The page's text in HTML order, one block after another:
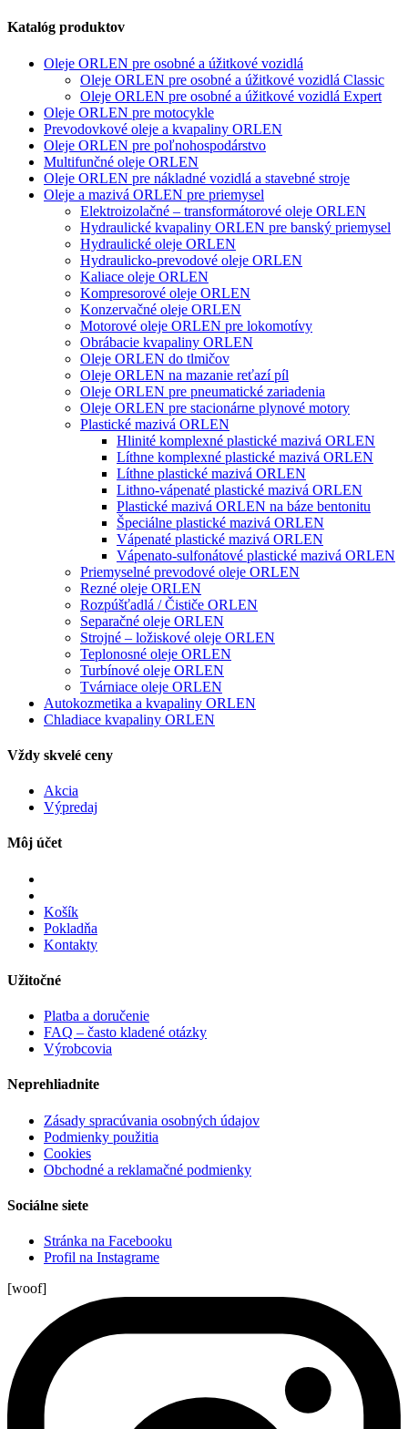
Katalóg produktov
Oleje ORLEN pre osobné a úžitkové vozidlá
Oleje ORLEN pre osobné a úžitkové vozidlá Classic
Oleje ORLEN pre osobné a úžitkové vozidlá Expert
Oleje ORLEN pre motocykle
Prevodovkové oleje a kvapaliny ORLEN
Oleje ORLEN pre poľnohospodárstvo
Multifunčné oleje ORLEN
Oleje ORLEN pre nákladné vozidlá a stavebné stroje
Oleje a mazivá ORLEN pre priemysel
Elektroizolačné – transformátorové oleje ORLEN
Hydraulické kvapaliny ORLEN pre banský priemysel
Hydraulické oleje ORLEN
Hydraulicko-prevodové oleje ORLEN
Kaliace oleje ORLEN
Kompresorové oleje ORLEN
Konzervačné oleje ORLEN
Motorové oleje ORLEN pre lokomotívy
Obrábacie kvapaliny ORLEN
Oleje ORLEN do tlmičov
Oleje ORLEN na mazanie reťazí píl
Oleje ORLEN pre pneumatické zariadenia
Oleje ORLEN pre stacionárne plynové motory
Plastické mazivá ORLEN
Hlinité komplexné plastické mazivá ORLEN
Líthne komplexné plastické mazivá ORLEN
Líthne plastické mazivá ORLEN
Lithno-vápenaté plastické mazivá ORLEN
Plastické mazivá ORLEN na báze bentonitu
Špeciálne plastické mazivá ORLEN
Vápenaté plastické mazivá ORLEN
Vápenato-sulfonátové plastické mazivá ORLEN
Priemyselné prevodové oleje ORLEN
Rezné oleje ORLEN
Rozpúšťadlá / Čističe ORLEN
Separačné oleje ORLEN
Strojné – ložiskové oleje ORLEN
Teplonosné oleje ORLEN
Turbínové oleje ORLEN
Tvárniace oleje ORLEN
Autokozmetika a kvapaliny ORLEN
Chladiace kvapaliny ORLEN
Vždy skvelé ceny
Akcia
Výpredaj
Môj účet
Košík
Pokladňa
Kontakty
Užitočné
Platba a doručenie
FAQ – často kladené otázky
Výrobcovia
Neprehliadnite
Zásady spracúvania osobných údajov
Podmienky použitia
Cookies
Obchodné a reklamačné podmienky
Sociálne siete
Stránka na Facebooku
Profil na Instagrame
[woof]